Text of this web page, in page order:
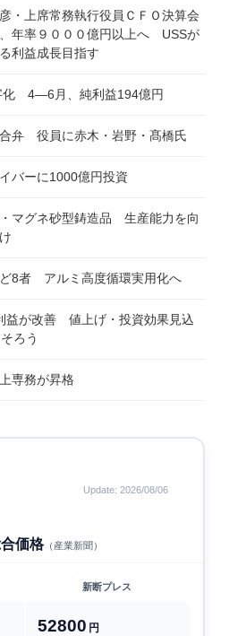
・上席常務執行役員ＣＦＯ決算会
年率９０００億円以上へ USSが
利益成長目指す
化 4―6月、純利益194億円
合弁 役員に赤木・岩野・髙橋氏
バーに1000億円投資
マグネ砂型鋳造品 生産能力を向
8者 アルミ高度循環実用化へ
が改善 値上げ・投資効果見込
ろう
専務が昇格
Update: 2026/08/06
価格（産業新聞）
新断プレス
52800 円